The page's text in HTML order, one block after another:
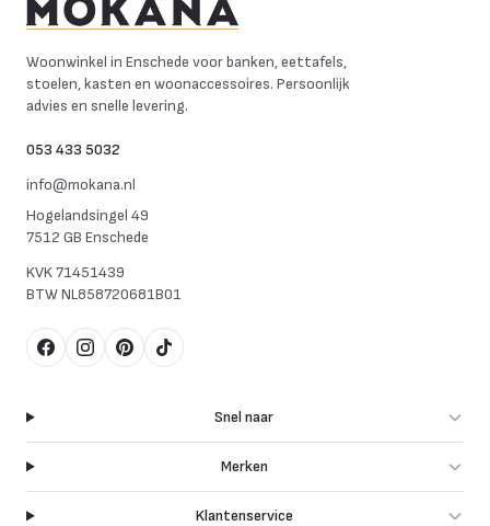
Woonwinkel in Enschede voor banken, eettafels,
stoelen, kasten en woonaccessoires. Persoonlijk
advies en snelle levering.
053 433 5032
info@mokana.nl
Hogelandsingel 49
7512 GB Enschede
KVK71451439
BTWNL858720681B01
FacebookInstagram
Pinterest
TikTok
Snel naar
Merken
Klantenservice